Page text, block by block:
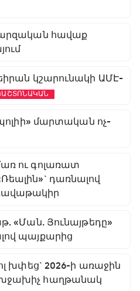
հավաք
կշարունակի ԱՄԷ-
մարտական ոչ-
ու գոլառատ
դառնալով
«Ման. Յունայթեդը»
պայքարից
խփեց` 2026-ի առաջին
հաղթանակ